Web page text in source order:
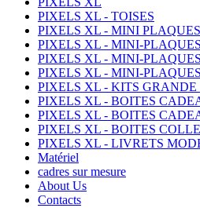
PIXELS XL - TOISES
PIXELS XL - MINI
PIXELS XL - MINI-
PIXELS XL - MINI-
PIXELS XL - MINI-
PIXELS XL - KITS
PIXELS XL - BOITES
PIXELS XL - BOITES
PIXELS XL - BOITES
PIXELS XL - LIVRETS
Matériel
cadres sur mesure
About Us
Contacts